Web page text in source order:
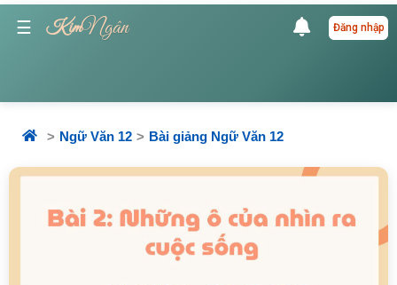
☰ KimNgân Đăng nhập
Ngữ Văn 12 Bài giảng Ngữ Văn 12